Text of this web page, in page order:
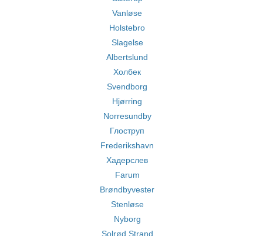
Vanløse
Holstebro
Slagelse
Albertslund
Холбек
Svendborg
Hjørring
Norresundby
Глоструп
Frederikshavn
Хадерслев
Farum
Brøndbyvester
Stenløse
Nyborg
Solrød Strand